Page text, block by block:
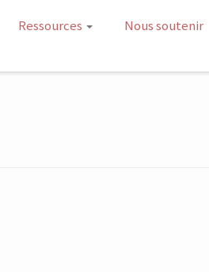
Ressources Nous soutenir